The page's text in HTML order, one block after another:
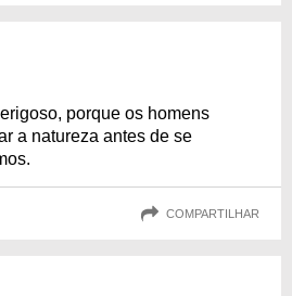
porque os homens
a natureza antes de se
COMPARTILHAR